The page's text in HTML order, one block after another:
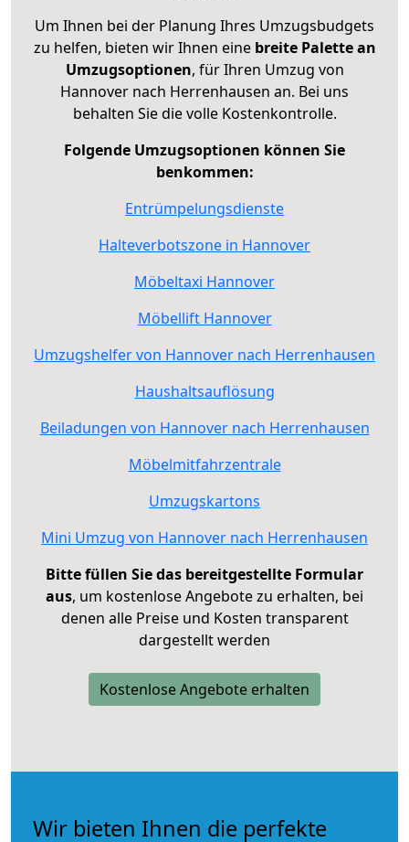
Um Ihnen bei der Planung Ihres Umzugsbudgets
zu helfen, bieten wir Ihnen eine breite Palette an
Umzugsoptionen, für Ihren Umzug von
Hannover nach Herrenhausen an. Bei uns
behalten Sie die volle Kostenkontrolle.
Folgende Umzugsoptionen können Sie
benkommen:
Entrümpelungsdienste
Halteverbotszone in Hannover
Möbeltaxi Hannover
Möbellift Hannover
Umzugshelfer von Hannover nach Herrenhausen
Haushaltsauflösung
Beiladungen von Hannover nach Herrenhausen
Möbelmitfahrzentrale
Umzugskartons
Mini Umzug von Hannover nach Herrenhausen
Bitte füllen Sie das bereitgestellte Formular
aus, um kostenlose Angebote zu erhalten, bei
denen alle Preise und Kosten transparent
dargestellt werden
Kostenlose Angebote erhalten
Wir bieten Ihnen die perfekte